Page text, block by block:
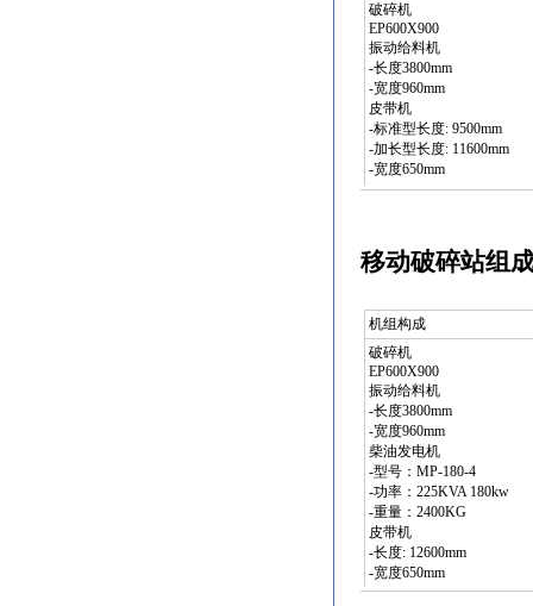
破碎机
EP600X900
振动给料机
-长度3800mm
-宽度960mm
皮带机
-标准型长度: 9500mm
-加长型长度: 11600mm
-宽度650mm
移动破碎站组
机组构成
破碎机
EP600X900
振动给料机
-长度3800mm
-宽度960mm
柴油发电机
-型号：MP-180-4
-功率：225KVA 180kw
-重量：2400KG
皮带机
-长度: 12600mm
-宽度650mm